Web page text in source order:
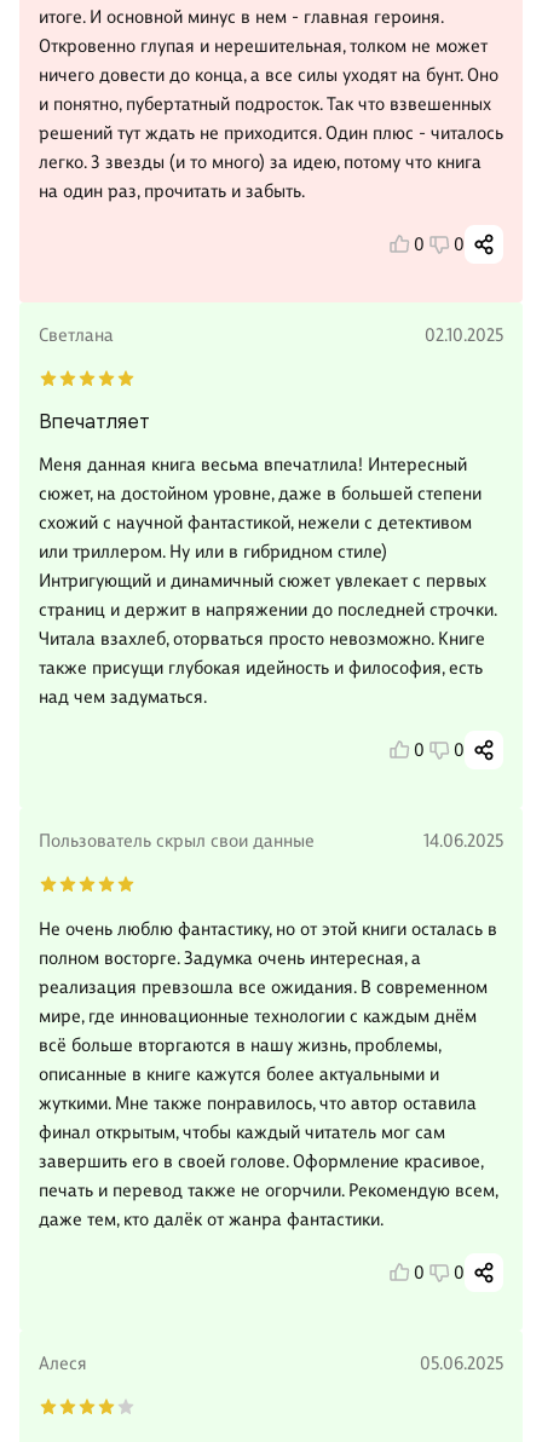
итоге. И основной минус в нем - главная героиня.
Откровенно глупая и нерешительная, толком не может
ничего довести до конца, а все силы уходят на бунт. Оно
и понятно, пубертатный подросток. Так что взвешенных
решений тут ждать не приходится. Один плюс - читалось
легко. 3 звезды (и то много) за идею, потому что книга
на один раз, прочитать и забыть.
0 0
Светлана 02.10.2025
Впечатляет
Меня данная книга весьма впечатлила! Интересный
сюжет, на достойном уровне, даже в большей степени
схожий с научной фантастикой, нежели с детективом
или триллером. Ну или в гибридном стиле)
Интригующий и динамичный сюжет увлекает с первых
страниц и держит в напряжении до последней строчки.
Читала взахлеб, оторваться просто невозможно. Книге
также присущи глубокая идейность и философия, есть
над чем задуматься.
0 0
Пользователь скрыл свои данные 14.06.2025
Не очень люблю фантастику, но от этой книги осталась в
полном восторге. Задумка очень интересная, а
реализация превзошла все ожидания. В современном
мире, где инновационные технологии с каждым днём
всё больше вторгаются в нашу жизнь, проблемы,
описанные в книге кажутся более актуальными и
жуткими. Мне также понравилось, что автор оставила
финал открытым, чтобы каждый читатель мог сам
завершить его в своей голове. Оформление красивое,
печать и перевод также не огорчили. Рекомендую всем,
даже тем, кто далёк от жанра фантастики.
0 0
Алеся 05.06.2025